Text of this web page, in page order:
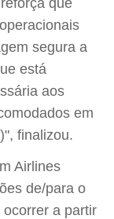
segura a
está
aos
em
finalizou.
Airlines
de/para o
a partir